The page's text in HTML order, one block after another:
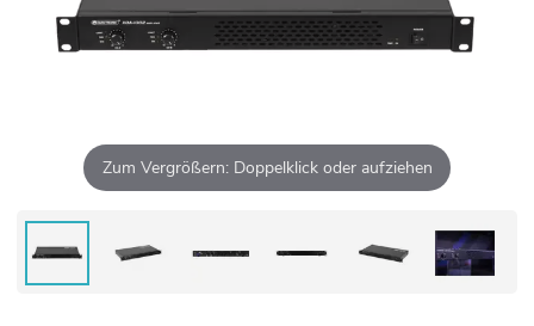
Zum Vergrößern: Doppelklick oder aufziehen